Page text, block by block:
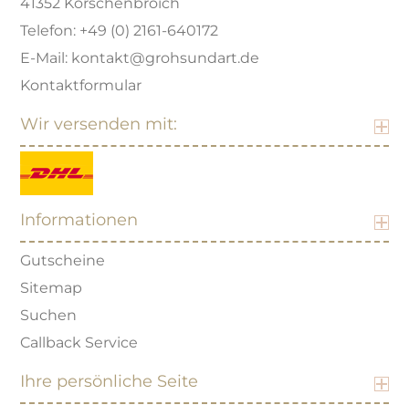
Telefon: +49 (0) 2161-640172
E-Mail: kontakt@grohsundart.de
Kontaktformular
Wir versenden mit:
Informationen
Gutscheine
Sitemap
Suchen
Callback Service
Ihre persönliche Seite